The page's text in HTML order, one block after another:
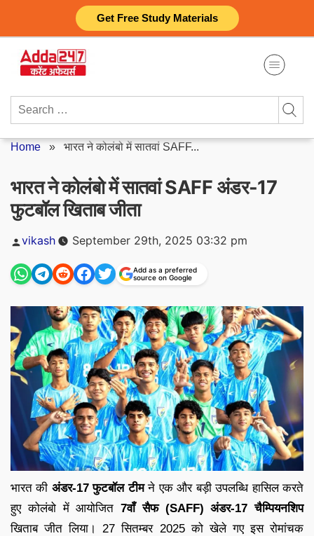
Get Free Study Materials
content
Search
Home » भारत ने कोलंबो में सातवां SAFF...
भारत ने कोलंबो में सातवां SAFF अंडर-17
फुटबॉल खिताब जीता
Posted
vikash September 29th, 2025 03:32 pm
Add as a preferred
source on Google
भारत की अंडर-17 फुटबॉल टीमने एक और बड़ी उपलब्धि हासिल करते
हुए कोलंबो में आयोजित 7वाँ सैफ (SAFF) अंडर-17 चैम्पियनशिप
खिताब जीत लिया। 27 सितम्बर 2025 को खेले गए इस रोमांचक